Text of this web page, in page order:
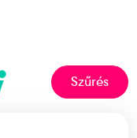
Szűrés